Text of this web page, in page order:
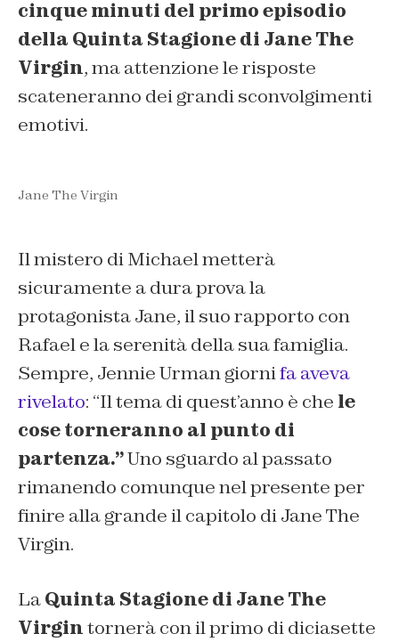
cinque minuti del primo episodio
della Quinta Stagione di Jane The
Virgin, ma attenzione le risposte
scateneranno dei grandi sconvolgimenti
emotivi.
Jane The Virgin
Il mistero di Michael metterà
sicuramente a dura prova la
protagonista Jane, il suo rapporto con
Rafael e la serenità della sua famiglia.
Sempre, Jennie Urman giornifa aveva
rivelato: “Il tema di quest’anno è che le
cose torneranno al punto di
partenza.”Uno sguardo al passato
rimanendo comunque nel presente per
finire alla grande il capitolo di Jane The
Virgin.
LaQuinta Stagione di Jane The
Virgintornerà con il primo di diciasette